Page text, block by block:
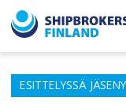
ESITTELYSSÄ